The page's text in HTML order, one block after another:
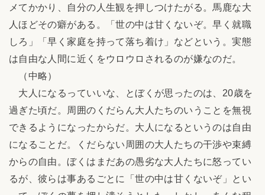
メてかかり、自分の人生観を押しつけたがる。馬鹿な大
人ほどその癖がある。「世の中は甘くないぞ。早く就職
しろ」「早く家庭を持って落ち着け」などという。実態
は自由な人間に近くをウロウロされるのが嫌なのだ。
（中略）
大人になるっていいな、とぼくが思ったのは、20歳を
過ぎた頃だ。周囲のくだらん大人たちのいうことを無視
できるようになったからだ。大人になるというのは自由
になることだ。くだらない周囲の大人たちの干渉や束縛
からの自由。ぼくはまだあの愚劣な大人たちに怒ってい
るが、彼らは事あるごとに「世の中は甘くないぞ」とい